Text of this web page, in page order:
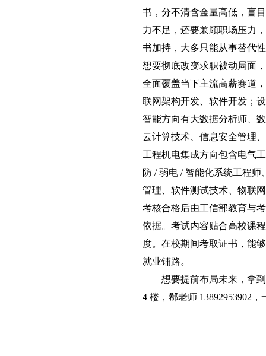
书，分不清含金量高低，盲
力不足，还要兼顾职场压力
书加持，大多只能从事替代
想要彻底改变求职被动局面
全面覆盖当下主流高薪赛道
联网架构开发、软件开发；
智能方向有大数据分析师、
云计算技术、信息安全管理
工程机电集成方向包含电气
防 / 弱电 / 智能化系统工程
管理、软件测试技术、物联
考核合格后由工信部教育与
依据。考试内容贴合高校课
度。在校期间考取证书，能
就业铺路。
想要提前布局未来，拿
4 楼，郗老师 13892953902